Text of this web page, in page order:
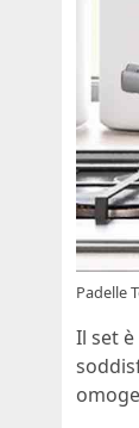
Padelle
Il set